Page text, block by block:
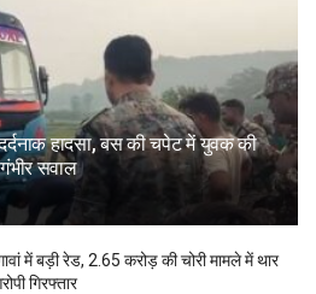
हादसा, बस की चपेट में युवक की
सवाल
में बड़ी रेड, 2.65 करोड़ की चोरी मामले में थार
गिरफ्तार